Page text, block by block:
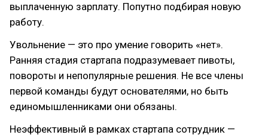
выплаченную зарплату. Попутно подбирая новую
работу.
Увольнение — это про умение говорить «нет».
Ранняя стадия стартапа подразумевает пивоты,
повороты и непопулярные решения. Не все члены
первой команды будут основателями, но быть
единомышленниками они обязаны.
Неэффективный в рамках стартапа сотрудник —